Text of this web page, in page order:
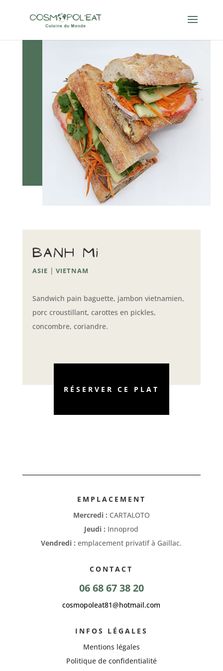
Banh mi
ASIE | VIETNAM
Sandwich pain baguette, jambon vietnamien,
porc croustillant, carottes en pickles,
concombre, coriandre.
RÉSERVER CE PLAT
EMPLACEMENT
Mercredi : CARTALOTO
Jeudi : Innoprod
Vendredi :emplacement privatif à Gaillac.
CONTACT
06 68 67 38 20
cosmopoleat81@hotmail.com
INFOS LÉGALES
Mentions légales
Politique de confidentialité